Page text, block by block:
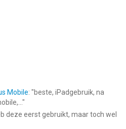
Mobile: "beste, iPadgebruik, na
"
deze eerst gebruikt, maar toch wel